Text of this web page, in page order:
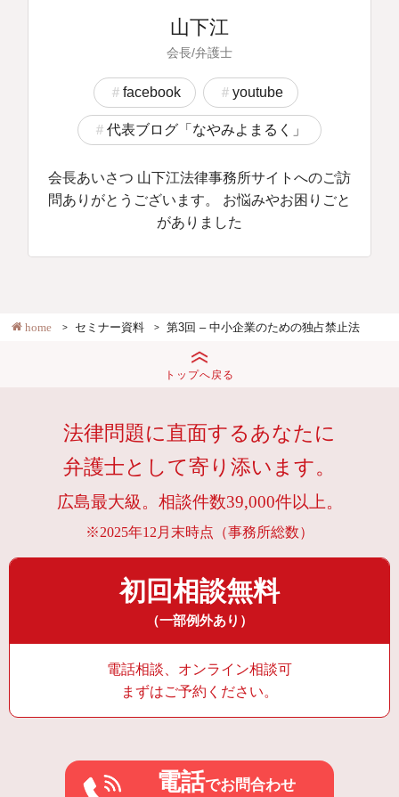
山下江
会長/弁護士
facebook youtube
代表ブログ「なやみよまるく」
会長あいさつ 山下江法律事務所サイトへのご訪
問ありがとうございます。 お悩みやお困りごと
がありました
home セミナー資料 第3回 – 中小企業のための独占禁止法
トップへ戻る
法律問題に直面するあなたに
弁護士として寄り添います。
広島最大級。相談件数39,000件以上。
※2025年12月末時点（事務所総数）
初回相談無料
（一部例外あり）
電話相談、オンライン相談可
まずはご予約ください。
電話でお問合わせ